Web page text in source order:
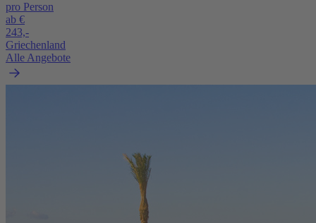
pro Person
ab €
243,-
Griechenland
Alle Angebote